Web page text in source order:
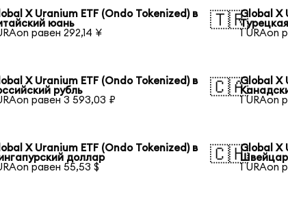
X Uranium ETF (Ondo Tokenized) в
юань
равен 292,14 ¥
🇹🇷Global X
1 URAon
X Uranium ETF (Ondo Tokenized) в
рубль
равен 3 593,03 ₽
🇨🇦Global X
1 URAon
X Uranium ETF (Ondo Tokenized) в
доллар
равен 55,53 $
🇨🇭Global X
1 URAon